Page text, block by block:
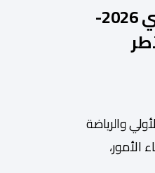
والتي تستقطب سنويا
تفاصيل الدخول المدرسي 2026-
والریاضة
الأمور،